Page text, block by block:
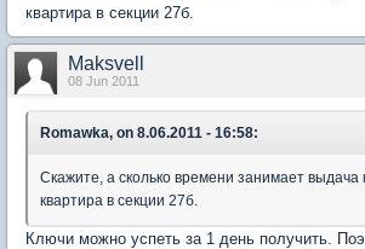
квартира в секции 27б.
Maksvell
08 Jun 2011
Romawka, on 8.06.2011 - 16:58:
Скажите, а сколько времени занимает
квартира в секции 27б.
Ключи можно успеть за 1 день получить.